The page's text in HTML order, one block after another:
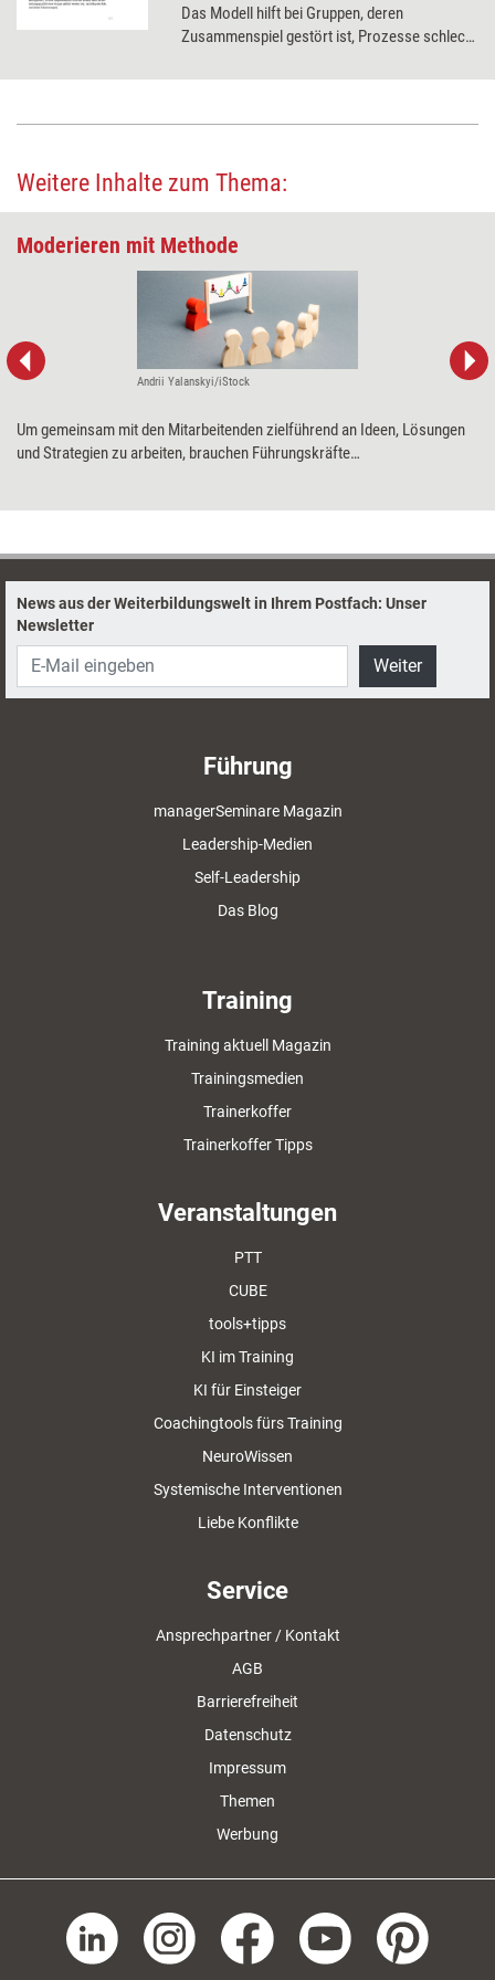
Das Modell hilft bei Gruppen, deren
Zusammenspiel gestört ist, Prozesse schlecht
Weitere Inhalte zum Thema:
Moderieren mit Methode
Andrii Yalanskyi/iStock
Um gemeinsam mit den Mitarbeitenden zielführend an Ideen, Lösungen
und Strategien zu arbeiten, brauchen Führungskräfte
News aus der Weiterbildungswelt in Ihrem Postfach: Unser
Newsletter
Weiter
Führung
managerSeminare Magazin
Leadership-Medien
Self-Leadership
Das Blog
Training
Training aktuell Magazin
Trainingsmedien
Trainerkoffer
Trainerkoffer Tipps
Veranstaltungen
PTT
CUBE
tools+tipps
KI im Training
KI für Einsteiger
Coachingtools fürs Training
NeuroWissen
Systemische Interventionen
Liebe Konflikte
Service
Ansprechpartner / Kontakt
AGB
Barrierefreiheit
Datenschutz
Impressum
Themen
Werbung